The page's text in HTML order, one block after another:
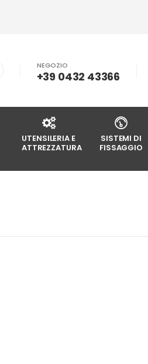
NEGOZIO
+39 0432 43366
UTENSILERIA E
ATTREZZATURA
SISTEMI DI
FISSAGGIO